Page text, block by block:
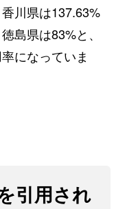
川県は137.63%
島県は83%と、
になっていま
引用され